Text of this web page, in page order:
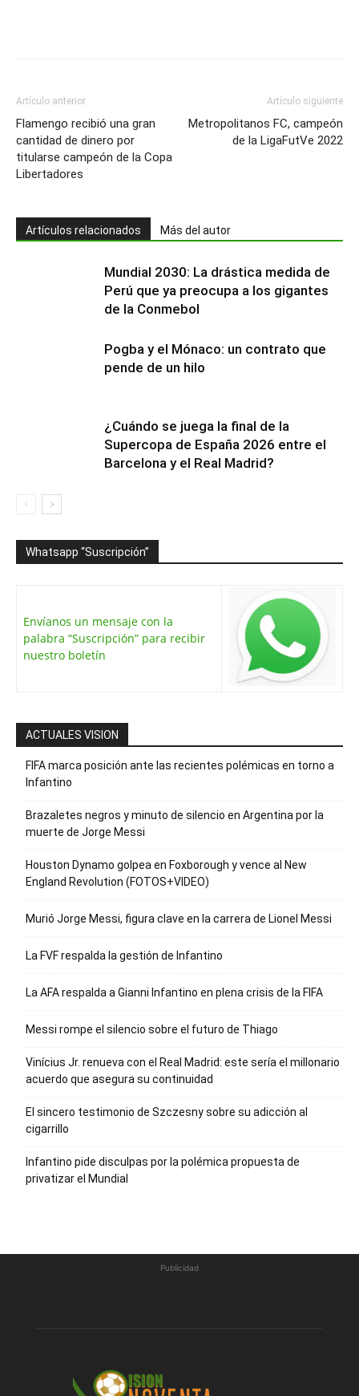
Artículo anterior
Flamengo recibió una gran
cantidad de dinero por
titularse campeón de la Copa
Libertadores
Artículo siguiente
Metropolitanos FC, campeón
de la LigaFutVe 2022
Artículos relacionados Más del autor
Mundial 2030: La drástica medida de
Perú que ya preocupa a los gigantes
de la Conmebol
Pogba y el Mónaco: un contrato que
pende de un hilo
¿Cuándo se juega la final de la
Supercopa de España 2026 entre el
Barcelona y el Real Madrid?
Whatsapp “Suscripción”
Envíanos un mensaje con la
palabra “Suscripción” para recibir
nuestro boletín
ACTUALES VISION
FIFA marca posición ante las recientes polémicas en torno a
Infantino
Brazaletes negros y minuto de silencio en Argentina por la
muerte de Jorge Messi
Houston Dynamo golpea en Foxborough y vence al New
England Revolution (FOTOS+VIDEO)
Murió Jorge Messi, figura clave en la carrera de Lionel Messi
La FVF respalda la gestión de Infantino
La AFA respalda a Gianni Infantino en plena crisis de la FIFA
Messi rompe el silencio sobre el futuro de Thiago
Vinícius Jr. renueva con el Real Madrid: este sería el millonario
acuerdo que asegura su continuidad
El sincero testimonio de Szczesny sobre su adicción al
cigarrillo
Infantino pide disculpas por la polémica propuesta de
privatizar el Mundial
Publicidad